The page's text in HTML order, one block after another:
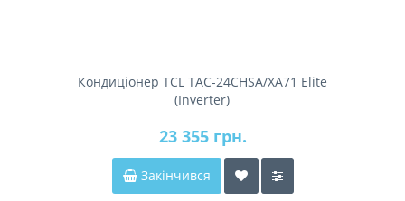
Кондиціонер TCL TAC-24CHSA/XA71 Elite
(Inverter)
23 355 грн.
Закінчився